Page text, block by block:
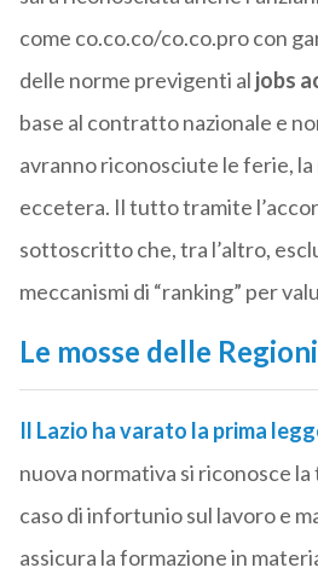
come co.co.co/co.co.pro con
delle norme previgenti al jobs
base al contratto nazionale e
avranno riconosciute le ferie,
eccetera. Il tutto tramite
sottoscritto che, tra l’altro,
meccanismi di “ranking” per
Le mosse delle Regioni
Il Lazio ha varato la prima
nuova normativa si riconosce
caso di infortunio sul lavoro e
assicura la formazione in